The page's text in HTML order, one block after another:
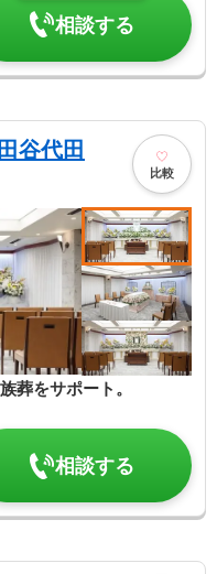
相談する
谷代田
比較
葬をサポート。
相談する